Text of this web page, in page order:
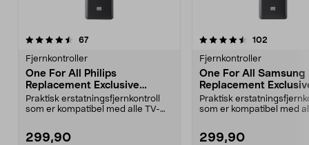
67anmeldelser
Fjernkontroller
One For All Philips
Replacement Exclusive
fjernkontroll
Praktisk erstatningsfjernkontroll
som er kompatibel med alle TV-
299,90
4.5 av 5 stjerner 102
Fjernkontroller
One For All Samsung
Replacement
fjernkontroll
Praktisk
som er kompatibel med
299,90
3.5 av 5 stjerner